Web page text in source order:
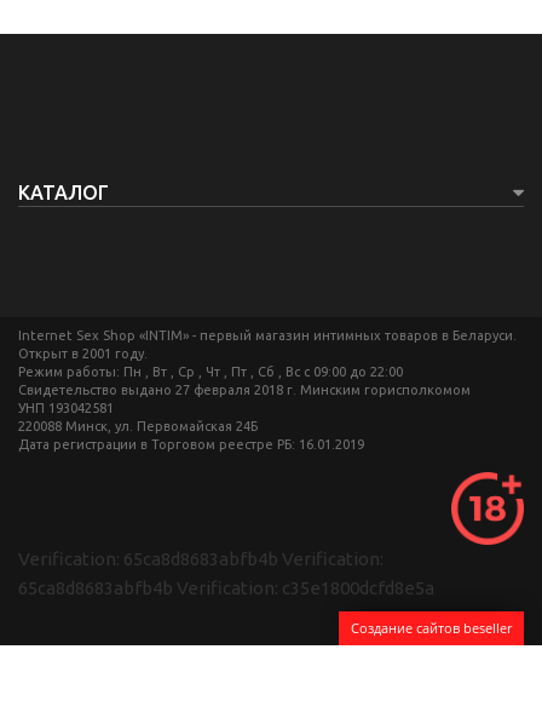
КАТАЛОГ
Internet Sex Shop «INTIM» - первый магазин интимных товаров в Беларуси.
Открыт в 2001 году.
Режим работы: Пн , Вт , Ср , Чт , Пт , Сб , Вс c 09:00 до 22:00
Свидетельство выдано 27 февраля 2018 г. Минским горисполкомом
УНП 193042581
220088 Минск, ул. Первомайская 24Б
Дата регистрации в Торговом реестре РБ: 16.01.2019
Verification: 65ca8d8683abfb4b Verification:
65ca8d8683abfb4b Verification: c35e1800dcfd8e5a
Создание сайтов beseller